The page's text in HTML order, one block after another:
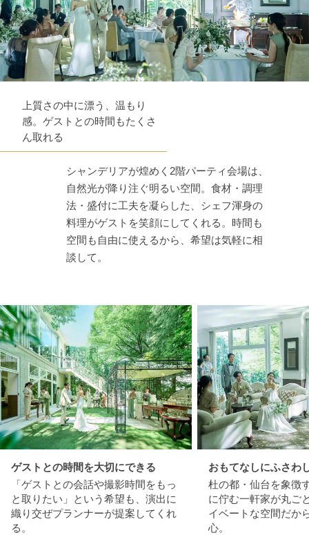
上質さの中に漂う、温もり
感。ゲストとの時間もたくさ
ん取れる
シャンデリアが煌めく2階パーティ会場は、
自然光が降り注ぐ明るい空間。食材・調理
法・盛付に工夫を凝らした、シェフ渾身の
料理がゲストを笑顔にしてくれる。時間も
空間も自由に使えるから、希望は気軽に相
談して。
ゲストとの時間を大切にできる
「ゲストとの会話や撮影時間をもっ
と取りたい」という希望も、演出に
織り交ぜプランナーが提案してくれ
る。
おもてなしにふさわ
杜の都・仙台を象徴
に佇む一軒家が丸ご
イベートな空間だか
心。